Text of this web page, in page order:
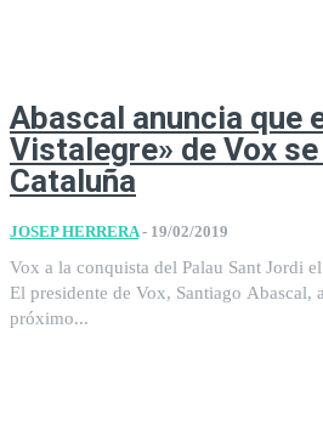
Abascal anuncia que
Vistalegre» de Vox
Cataluña
JOSEP HERRERA - 19/02/2019
Vox a la conquista del Palau Sant Jordi
El presidente de Vox, Santiago Abascal,
próximo...